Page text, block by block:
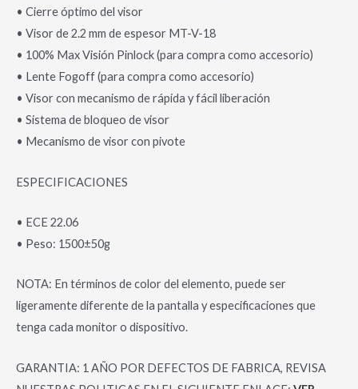
• Cierre óptimo del visor
• Visor de 2.2 mm de espesor MT-V-18
• 100% Max Visión Pinlock (para compra como accesorio)
• Lente Fogoff (para compra como accesorio)
• Visor con mecanismo de rápida y fácil liberación
• Sistema de bloqueo de visor
• Mecanismo de visor con pivote
ESPECIFICACIONES
• ECE 22.06
• Peso: 1500±50g
NOTA: En términos de color del elemento, puede ser
ligeramente diferente de la pantalla y especificaciones que
tenga cada monitor o dispositivo.
GARANTIA: 1 AÑO POR DEFECTOS DE FABRICA, REVISA